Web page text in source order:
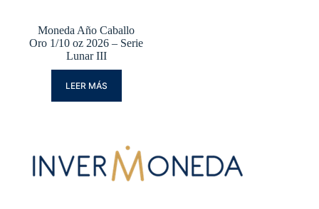
Moneda Año Caballo
Oro 1/10 oz 2026 – Serie
Lunar III
LEER MÁS